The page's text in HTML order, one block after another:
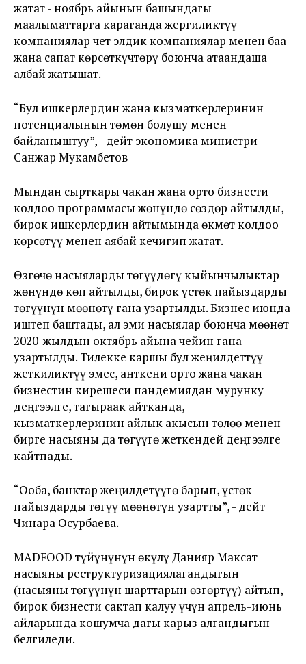
жатат - ноябрь айынын башындагы
маалыматтарга караганда жергиликтүү
компаниялар чет элдик компаниялар менен баа
жана сапат көрсөткүчтөрү боюнча атаандаша
албай жатышат.
“Бул ишкерлердин жана кызматкерлеринин
потенциалынын төмөн болушу менен
байланыштуу”, - дейт экономика министри
Санжар Мукамбетов
Мындан сырткары чакан жана орто бизнести
колдоо программасы жөнүндө сөздөр айтылды,
бирок ишкерлердин айтымында өкмөт колдоо
көрсөтүү менен аябай кечигип жатат.
Өзгөчө насыяларды төгүүдөгү кыйынчылыктар
жөнүндө көп айтылды, бирок үстөк пайыздарды
төгүүнүн мөөнөтү гана узартылды. Бизнес июнда
иштеп баштады, ал эми насыялар боюнча мөөнөт
2020-жылдын октябрь айына чейин гана
узартылды. Тилекке каршы бул жеңилдеттүү
жеткиликтүү эмес, анткени орто жана чакан
бизнестин кирешеси пандемиядан мурунку
деңгээлге, тагыраак айтканда,
кызматкерлеринин айлык акысын төлөө менен
бирге насыяны да төгүүгө жеткендей деңгээлге
кайтпады.
“Ооба, банктар жеңилдетүүгө барып, үстөк
пайыздарды төгүү мөөнөтүн узартты”, - дейт
Чинара Осурбаева.
MADFOOD түйүнүнүн өкүлү Данияр Максат
насыяны реструктуризациялагандыгын
(насыяны төгүүнүн шарттарын өзгөртүү) айтып,
бирок бизнести сактап калуу үчүн апрель-июнь
айларында кошумча дагы карыз алгандыгын
белгиледи.